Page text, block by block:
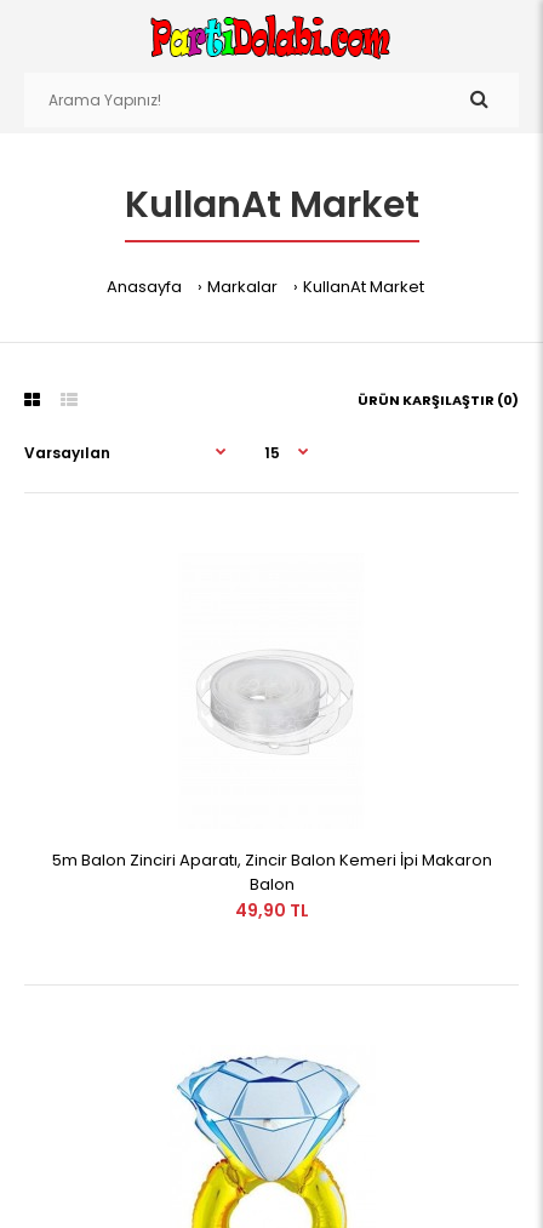
KullanAt Market
Anasayfa Markalar KullanAt Market
ÜRÜN KARŞILAŞTIR (0)
5m Balon Zinciri Aparatı, Zincir Balon Kemeri İpi Makaron
Balon
49,90 TL